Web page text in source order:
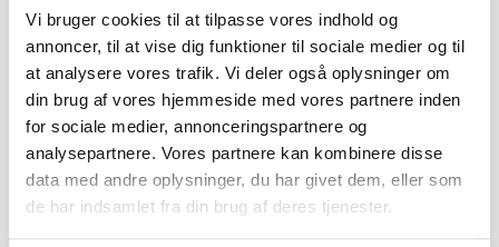
Vi bruger cookies til at tilpasse vores indhold og
annoncer, til at vise dig funktioner til sociale medier og til
at analysere vores trafik. Vi deler også oplysninger om
din brug af vores hjemmeside med vores partnere inden
for sociale medier, annonceringspartnere og
analysepartnere. Vores partnere kan kombinere disse
data med andre oplysninger, du har givet dem, eller som
de har indsamlet fra din brug af deres tjenester.
Designet og tilføjet Daisy kollektionen i 2025.
RELATEREDE VARER